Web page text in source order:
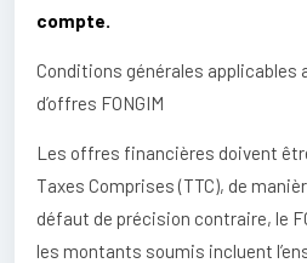
compte.
Conditions générales applicables
d’offres FONGIM
Les offres financières doivent
Taxes Comprises (TTC), de
défaut de précision contraire, le
les montants soumis incluent